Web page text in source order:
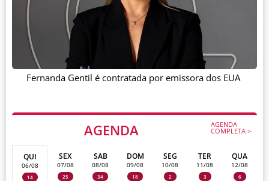
AGENDA AGENDA
COMPLETA >
QUI
06/08
14
SEX
07/08
25
SAB
08/08
34
DOM
09/08
18
SEG
10/08
2
TER
11/08
3
QUA
12/08
6
Fernanda Gentil é contratada por emissora dos EUA